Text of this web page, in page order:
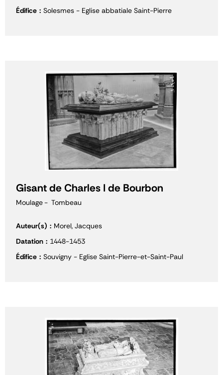
Édifice
Solesmes - Eglise abbatiale Saint-Pierre
Gisant de Charles I de Bourbon
Moulage Tombeau
Auteur(s)
Morel, Jacques
Datation
1448-1453
Édifice
Souvigny - Eglise Saint-Pierre-et-Saint-Paul